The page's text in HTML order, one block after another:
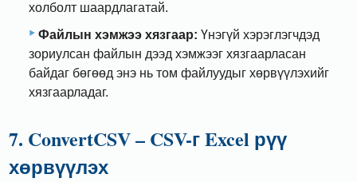
холболт шаардлагатай.
Файлын хэмжээ хязгаар: Үнэгүй хэрэглэгчдэд
зориулсан файлын дээд хэмжээг хязгаарласан
байдаг бөгөөд энэ нь том файлуудыг хөрвүүлэхийг
хязгаарладаг.
7. ConvertCSV – CSV-г Excel рүү
хөрвүүлэх